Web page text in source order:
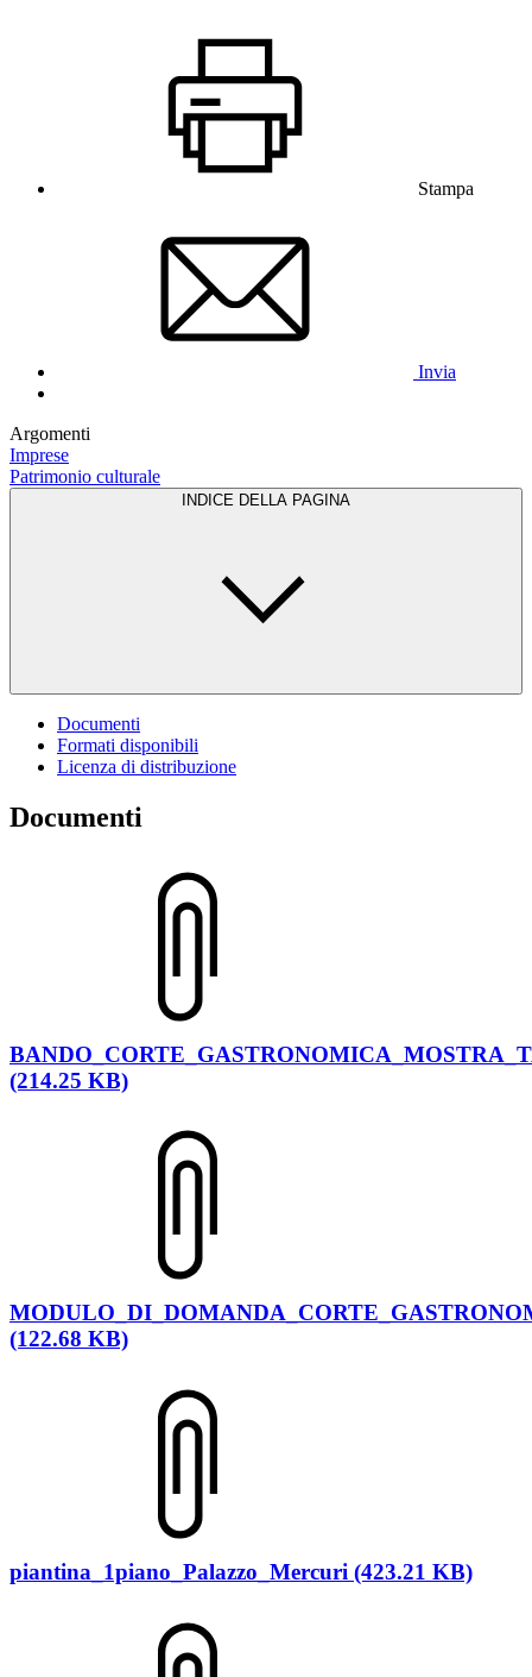
Stampa
Invia
Argomenti
Imprese
Patrimonio culturale
INDICE DELLA PAGINA
Documenti
Formati disponibili
Licenza di distribuzione
Documenti
(214.25 KB)
(122.68 KB)
piantina_1piano_Palazzo_Mercuri (423.21 KB)